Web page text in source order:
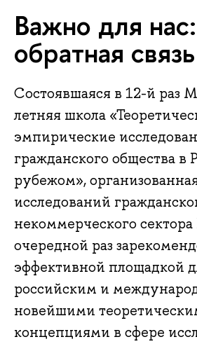
Важно для нас:
обратная связь
Состоявшаяся в 12-й раз
летняя школа
эмпирические
гражданского общества в
рубежом»,
исследований
некоммерческого
очередной раз
эффективной площадкой
российским и
новейшими
концепциями в сфере